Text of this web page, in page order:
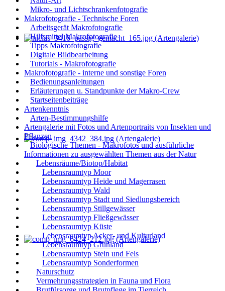
Mikro- und Lichtschrankenfotografie
Makrofotografie - Technische Foren
Arbeitsgerät Makrofotografie
Hilfsmittel Makrofotografie
Tipps Makrofotografie
Digitale Bildbearbeitung
Tutorials - Makrofotografie
Makrofotografie - interne und sonstige Foren
Bedienungsanleitungen
Erläuterungen u. Standpunkte der Makro-Crew
Startseitenbeiträge
Artenkenntnis
Arten-Bestimmungshilfe
Artengalerie mit Fotos und Artenportraits von Insekten und
Pflanzen
Biologische Themen - Makrofotos und ausführliche
Informationen zu ausgewählten Themen aus der Natur
Lebensräume/Biotop/Habitat
Lebensraumtyp Moor
Lebensraumtyp Heide und Magerrasen
Lebensraumtyp Wald
Lebensraumtyp Stadt und Siedlungsbereich
Lebensraumtyp Stillgewässer
Lebensraumtyp Fließgewässer
Lebensraumtyp Küste
Lebensraumtyp Acker- und Kulturland
Lebensraumtyp Grünland
Lebensraumtyp Stein und Fels
Lebensraumtyp Sonderformen
Naturschutz
Vermehrungsstrategien in Fauna und Flora